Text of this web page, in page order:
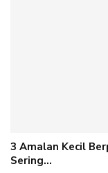
3 Amalan Kecil
Sering…